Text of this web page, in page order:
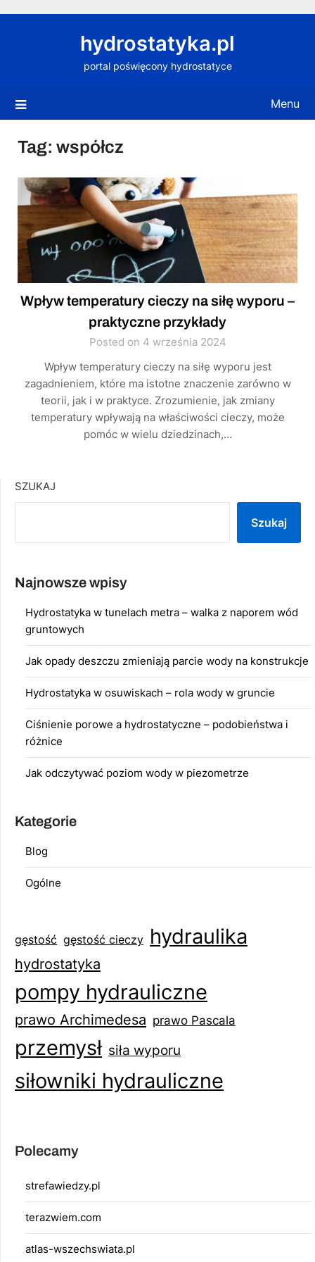
hydrostatyka.pl
portal poświęcony hydrostatyce
Menu
Tag: współcz
Wpływ temperatury cieczy na siłę wyporu –
praktyczne przykłady
Posted on 4 września 2024
Wpływ temperatury cieczy na siłę wyporu jest
zagadnieniem, które ma istotne znaczenie zarówno w
teorii, jak i w praktyce. Zrozumienie, jak zmiany
temperatury wpływają na właściwości cieczy, może
pomóc w wielu dziedzinach,…
SZUKAJ
Szukaj
Najnowsze wpisy
Hydrostatyka w tunelach metra – walka z naporem wód
gruntowych
Jak opady deszczu zmieniają parcie wody na konstrukcje
Hydrostatyka w osuwiskach – rola wody w gruncie
Ciśnienie porowe a hydrostatyczne – podobieństwa i
różnice
Jak odczytywać poziom wody w piezometrze
Kategorie
Blog
Ogólne
gęstość gęstość cieczy hydraulika
hydrostatyka
pompy hydrauliczne
prawo Archimedesa prawo Pascala
przemysł siła wyporu
siłowniki hydrauliczne
Polecamy
strefawiedzy.pl
terazwiem.com
atlas-wszechswiata.pl